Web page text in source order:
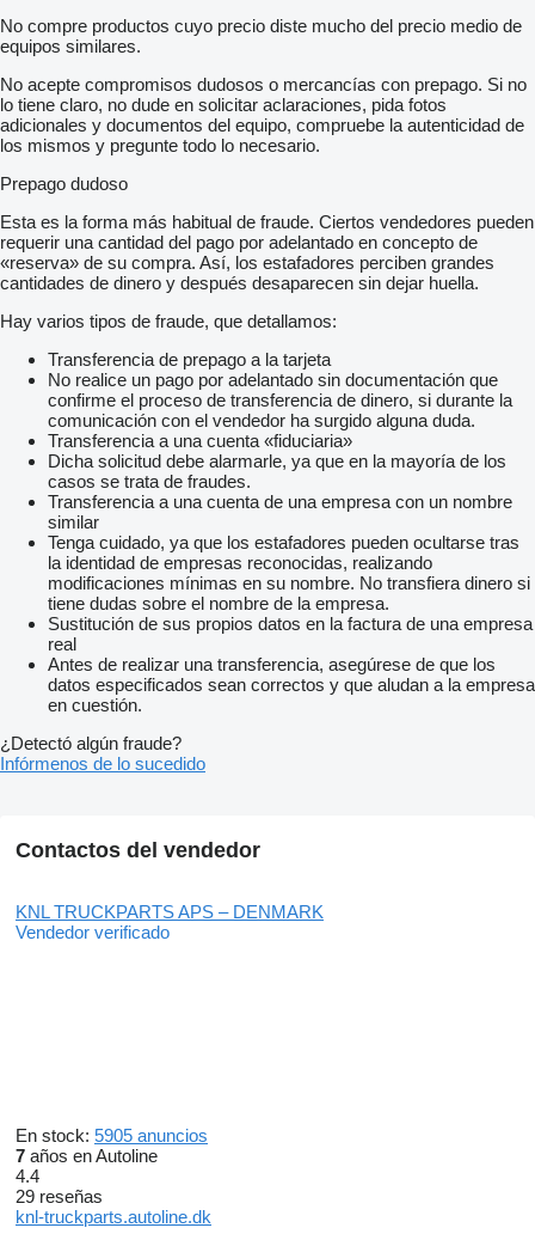
No compre productos cuyo precio diste mucho del precio medio de
equipos similares.
No acepte compromisos dudosos o mercancías con prepago. Si no
lo tiene claro, no dude en solicitar aclaraciones, pida fotos
adicionales y documentos del equipo, compruebe la autenticidad de
los mismos y pregunte todo lo necesario.
Prepago dudoso
Esta es la forma más habitual de fraude. Ciertos vendedores pueden
requerir una cantidad del pago por adelantado en concepto de
«reserva» de su compra. Así, los estafadores perciben grandes
cantidades de dinero y después desaparecen sin dejar huella.
Hay varios tipos de fraude, que detallamos:
Transferencia de prepago a la tarjeta
No realice un pago por adelantado sin documentación que
confirme el proceso de transferencia de dinero, si durante la
comunicación con el vendedor ha surgido alguna duda.
Transferencia a una cuenta «fiduciaria»
Dicha solicitud debe alarmarle, ya que en la mayoría de los
casos se trata de fraudes.
Transferencia a una cuenta de una empresa con un nombre
similar
Tenga cuidado, ya que los estafadores pueden ocultarse tras
la identidad de empresas reconocidas, realizando
modificaciones mínimas en su nombre. No transfiera dinero si
tiene dudas sobre el nombre de la empresa.
Sustitución de sus propios datos en la factura de una empresa
real
Antes de realizar una transferencia, asegúrese de que los
datos especificados sean correctos y que aludan a la empresa
en cuestión.
¿Detectó algún fraude?
Infórmenos de lo sucedido
Contactos del vendedor
KNL TRUCKPARTS APS – DENMARK
Vendedor verificado
En stock: 5905 anuncios
7 años en Autoline
4.4
29 reseñas
knl-truckparts.autoline.dk